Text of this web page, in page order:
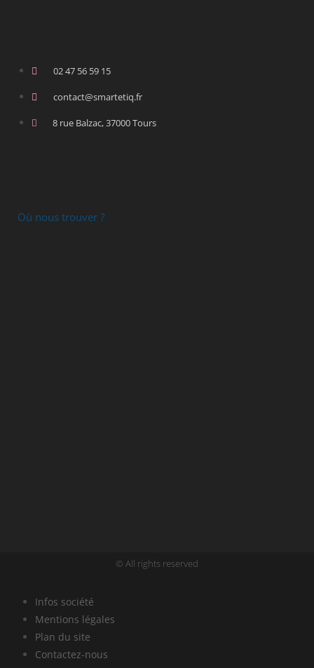
02 47 56 59 15
contact@smartetiq.fr
8 rue Balzac, 37000 Tours
Où nous trouver ?
© All rights reserved
Infos société
Mentions légales
Plan du site
Contactez-nous